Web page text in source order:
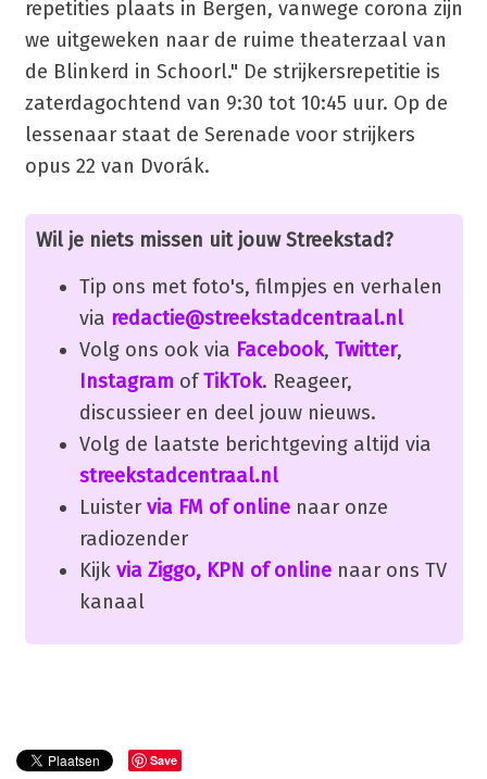
repetities plaats in Bergen, vanwege corona zijn
we uitgeweken naar de ruime theaterzaal van
de Blinkerd in Schoorl." De strijkersrepetitie is
zaterdagochtend van 9:30 tot 10:45 uur. Op de
lessenaar staat de Serenade voor strijkers
opus 22 van Dvorák.
Wil je niets missen uit jouw Streekstad?
Tip ons met foto's, filmpjes en verhalen
via redactie@streekstadcentraal.nl
Volg ons ook via Facebook, Twitter,
Instagram ofTikTok. Reageer,
discussieer en deel jouw nieuws.
Volg de laatste berichtgeving altijd via
streekstadcentraal.nl
Luister via FM of onlinenaar onze
radiozender
Kijk via Ziggo, KPN of onlinenaar ons TV
kanaal
Save